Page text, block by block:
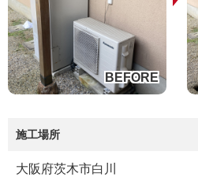
施工場所
大阪府茨木市白川